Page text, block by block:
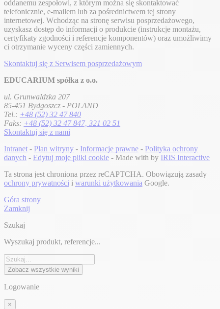
oddanemu zespołowi, z którym można się skontaktować
telefonicznie, e-mailem lub za pośrednictwem tej strony
internetowej. Wchodząc na stronę serwisu posprzedażowego,
uzyskasz dostęp do informacji o produkcie (instrukcje montażu,
certyfikaty zgodności i referencje komponentów) oraz umożliwimy
ci otrzymanie wyceny części zamiennych.
Skontaktuj się z Serwisem posprzedażowym
EDUCARIUM spółka z o.o.
ul. Grunwaldzka 207
85-451 Bydgoszcz - POLAND
Tel.: +48 (52) 32 47 840
Faks: +48 (52) 32 47 847, 321 02 51
Skontaktuj się z nami
Intranet - Plan witryny - Informacje prawne - Polityka ochrony
danych - Edytuj moje pliki cookie - Made with by IRIS Interactive
Ta strona jest chroniona przez reCAPTCHA. Obowiązują zasady
ochrony prywatności i warunki użytkowania Google.
Góra strony
Zamknij
Szukaj
Wyszukaj produkt, referencje...
Zobacz wszystkie wyniki
Logowanie
×